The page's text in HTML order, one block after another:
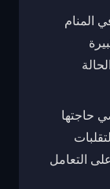
المنام
حاجتها
التعامل